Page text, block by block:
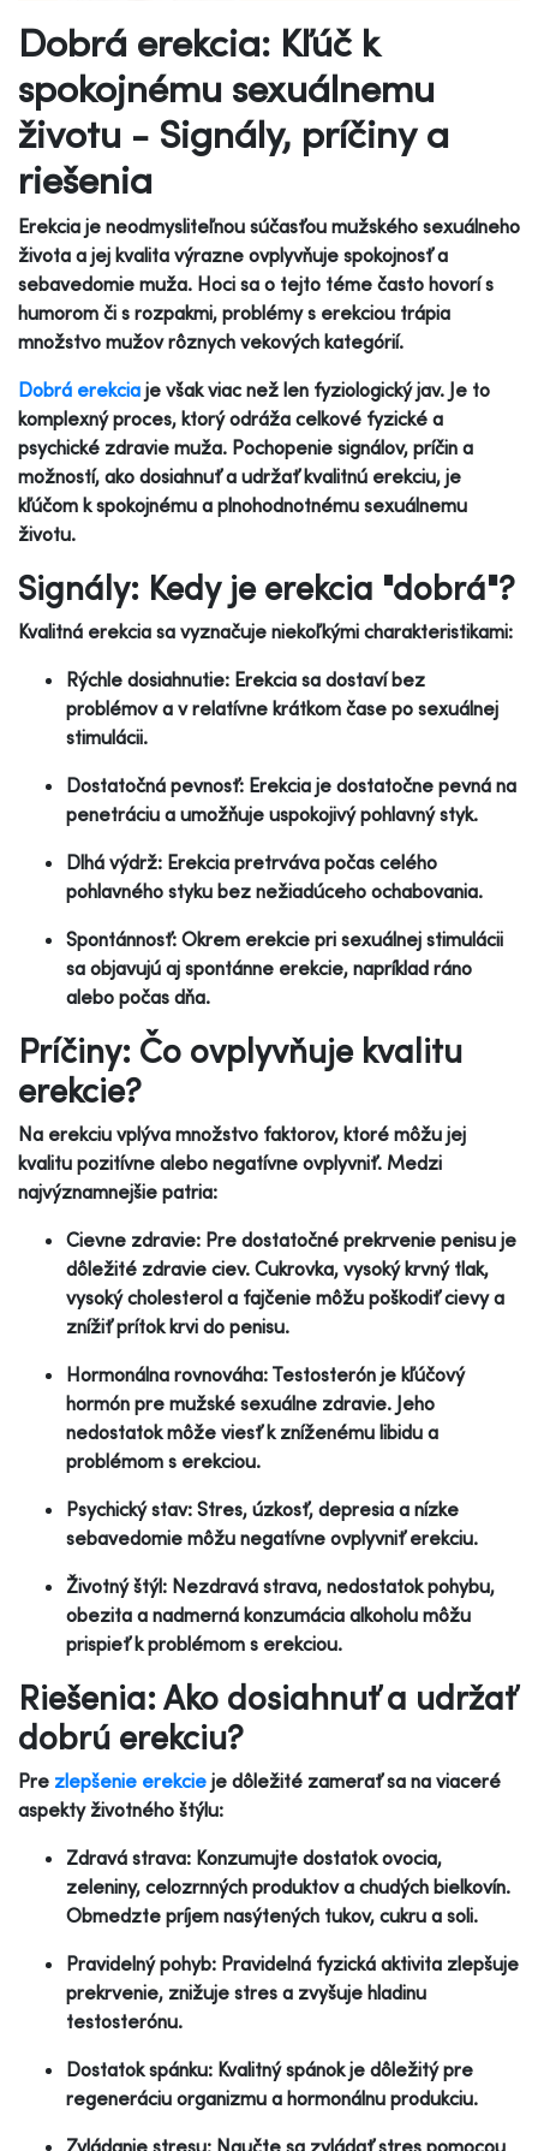
Dobrá erekcia: Kľúč k
spokojnému sexuálnemu
životu - Signály, príčiny a
riešenia
Erekcia je neodmysliteľnou súčasťou mužského sexuálneho
života a jej kvalita výrazne ovplyvňuje spokojnosť a
sebavedomie muža. Hoci sa o tejto téme často hovorí s
humorom či s rozpakmi, problémy s erekciou trápia
množstvo mužov rôznych vekových kategórií.
Dobrá erekcia je však viac než len fyziologický jav. Je to
komplexný proces, ktorý odráža celkové fyzické a
psychické zdravie muža. Pochopenie signálov, príčin a
možností, ako dosiahnuť a udržať kvalitnú erekciu, je
kľúčom k spokojnému a plnohodnotnému sexuálnemu
životu.
Signály: Kedy je erekcia "dobrá"?
Kvalitná erekcia sa vyznačuje niekoľkými charakteristikami:
Rýchle dosiahnutie: Erekcia sa dostaví bez
problémov a v relatívne krátkom čase po sexuálnej
stimulácii.
Dostatočná pevnosť: Erekcia je dostatočne pevná na
penetráciu a umožňuje uspokojivý pohlavný styk.
Dlhá výdrž: Erekcia pretrváva počas celého
pohlavného styku bez nežiadúceho ochabovania.
Spontánnosť: Okrem erekcie pri sexuálnej stimulácii
sa objavujú aj spontánne erekcie, napríklad ráno
alebo počas dňa.
Príčiny: Čo ovplyvňuje kvalitu
erekcie?
Na erekciu vplýva množstvo faktorov, ktoré môžu jej
kvalitu pozitívne alebo negatívne ovplyvniť. Medzi
najvýznamnejšie patria:
Cievne zdravie: Pre dostatočné prekrvenie penisu je
dôležité zdravie ciev. Cukrovka, vysoký krvný tlak,
vysoký cholesterol a fajčenie môžu poškodiť cievy a
znížiť prítok krvi do penisu.
Hormonálna rovnováha: Testosterón je kľúčový
hormón pre mužské sexuálne zdravie. Jeho
nedostatok môže viesť k zníženému libidu a
problémom s erekciou.
Psychický stav: Stres, úzkosť, depresia a nízke
sebavedomie môžu negatívne ovplyvniť erekciu.
Životný štýl: Nezdravá strava, nedostatok pohybu,
obezita a nadmerná konzumácia alkoholu môžu
prispieť k problémom s erekciou.
Riešenia: Ako dosiahnuť a udržať
dobrú erekciu?
Pre zlepšenie erekcie je dôležité zamerať sa na viaceré
aspekty životného štýlu:
Zdravá strava: Konzumujte dostatok ovocia,
zeleniny, celozrnných produktov a chudých bielkovín.
Obmedzte príjem nasýtených tukov, cukru a soli.
Pravidelný pohyb: Pravidelná fyzická aktivita zlepšuje
prekrvenie, znižuje stres a zvyšuje hladinu
testosterónu.
Dostatok spánku: Kvalitný spánok je dôležitý pre
regeneráciu organizmu a hormonálnu produkciu.
Zvládanie stresu: Naučte sa zvládať stres pomocou